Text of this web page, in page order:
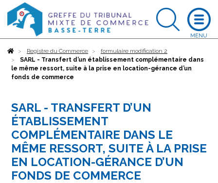
AccueilRegistre du Commerce
formulaire modification 2
SARL - Transfert d’un établissement complémentaire dans
le même ressort, suite à la prise en location-gérance d’un
fonds de commerce
SARL - TRANSFERT D’UN
ÉTABLISSEMENT
COMPLÉMENTAIRE DANS LE
MÊME RESSORT, SUITE À LA PRISE
EN LOCATION-GÉRANCE D’UN
FONDS DE COMMERCE